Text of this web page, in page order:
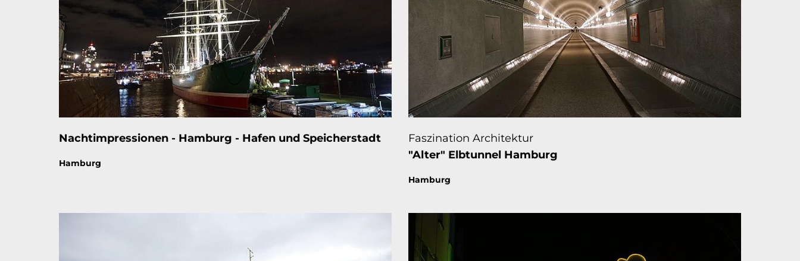
Nachtimpressionen - Hamburg - Hafen und Speicherstadt
Thema:
Hamburg
"Alter" Elbtunnel Hamburg
Faszination Architektur
Thema:
Hamburg